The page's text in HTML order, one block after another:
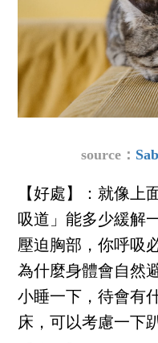
source：
【好處】：就像上
吸道」能多少緩解
壓迫胸部，你呼吸
為什麼身體會自然
小睡一下，待會有
床，可以考慮一下